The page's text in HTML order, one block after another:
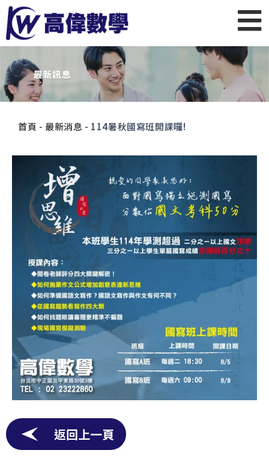
首頁 - 最新消息 - 114暑秋國寫班開課囉!
返回上一頁